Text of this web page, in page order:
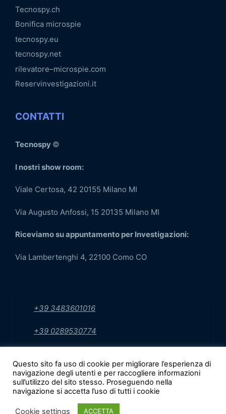
Tecnospy.ch
Bonifica microspie
tecnospy.eu
tecnospy.net
rilevatore–microspie.com
Reservinvestigazioni.it
CONTATTI
Tecnospy ©
I nostri show room:
Viale Certosa, 42 20155 Milano MI
Via Augusto Anfossi, 15 20135 Milano MI
Riceviamo su appuntamento per Investigazioni:
Via Lambertenghi 4, 22100 Como CO
+39 3483601016
+39 0289530774
Copyright © 2017 - 2026 Powered by Tecnospy. ||
Viale Certosa, 42 20155 Milano MI || Via Augusto
Questo sito fa uso di cookie per migliorare l’esperienza di
navigazione degli utenti e per raccogliere informazioni
sull’utilizzo del sito stesso. Proseguendo nella
navigazione si accetta l’uso di tutti i cookie
Cookie settings ACCETTA